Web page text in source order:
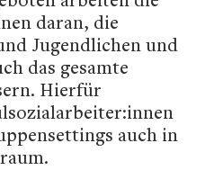
daran, die
Jugendlichen und
das gesamte
Hierfür
auch in